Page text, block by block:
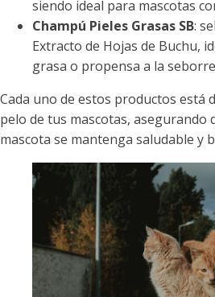
siendo ideal para mascotas
Champú Pieles Grasas SB:
Extracto de Hojas de Buchu,
grasa o propensa a la
Cada uno de estos productos está
pelo de tus mascotas, asegurando
mascota se mantenga saludable y